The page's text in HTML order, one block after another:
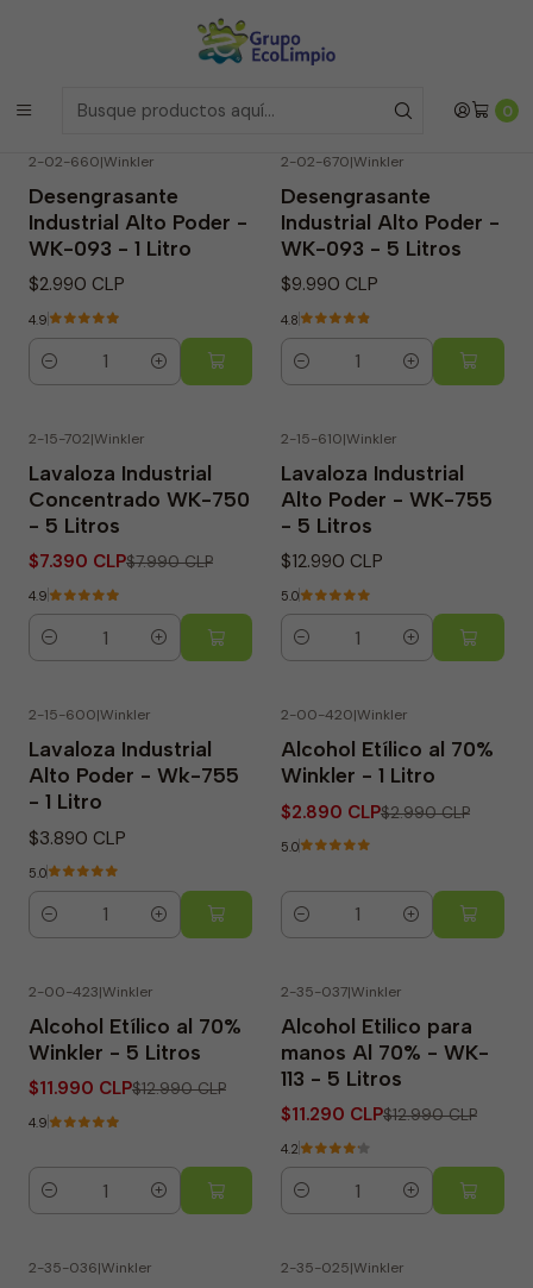
0
Envíos a la Region Metropolitana
compras antes de las 12 del medio día de
Envíos a todo Chilea traves de Bluexpress
Inicio Línea Restaurantes
2-02-660|Winkler
Desengrasante
Industrial Alto Poder -
WK-093 - 1 Litro
$2.990 CLP
4.9
Cantidad
2-02-670|Winkler
Desengrasante
Industrial Alto Poder -
WK-093 - 5 Litros
$9.990 CLP
4.8
Cantidad
2-15-702|Winkler
Lavaloza Industrial
Concentrado WK-750
- 5 Litros
$7.390 CLP$7.990 CLP
4.9
Cantidad
2-15-610|Winkler
Lavaloza Industrial
Alto Poder - WK-755
- 5 Litros
$12.990 CLP
5.0
Cantidad
2-15-600|Winkler
Lavaloza Industrial
Alto Poder - Wk-755
- 1 Litro
$3.890 CLP
5.0
Cantidad
2-00-420|Winkler
Alcohol Etílico al 70%
Winkler - 1 Litro
$2.890 CLP$2.990 CLP
5.0
Cantidad
2-00-423|Winkler
Alcohol Etílico al 70%
Winkler - 5 Litros
$11.990 CLP$12.990 CLP
4.9
Cantidad
2-35-037|Winkler
Alcohol Etilico para
manos Al 70% - WK-
113 - 5 Litros
$11.290 CLP$12.990 CLP
4.2
Cantidad
2-35-036|Winkler 2-35-025|Winkler